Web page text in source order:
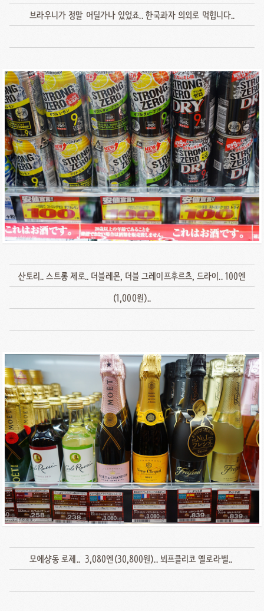
브라우니가 정말 어딜가나 있었죠.. 한국과자 의외로 먹힙니다..
산토리.. 스트롱 제로.. 더블레몬, 더블 그레이프후르츠, 드라이.. 100엔
(1,000원)..
모에샹동 로제.. 3,080엔(30,800원).. 뵈프클리코 옐로라벨..